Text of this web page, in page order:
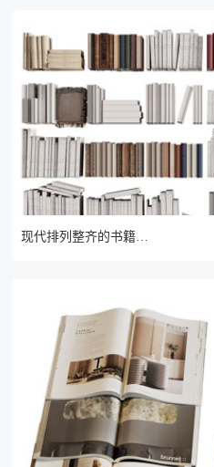
现代排列整齐的书籍 书本3d模型